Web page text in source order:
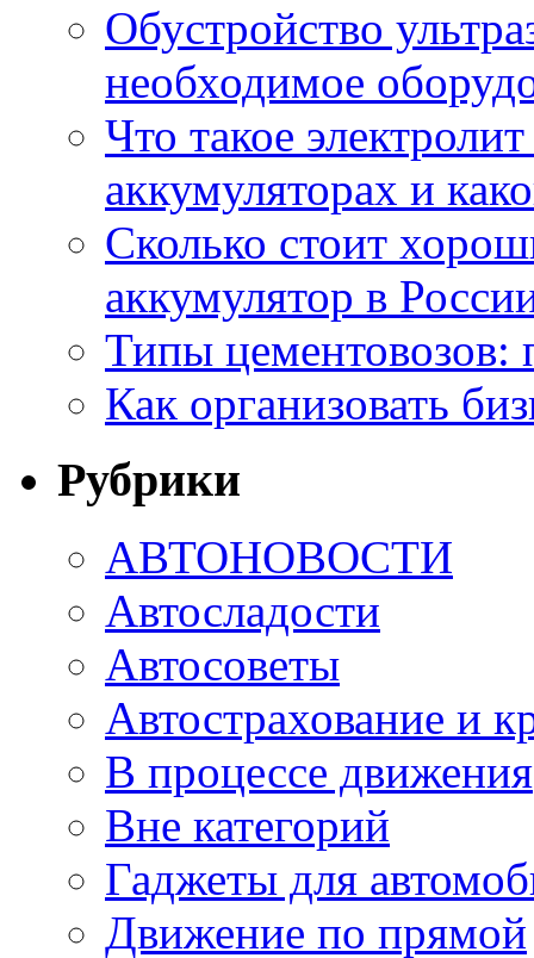
Обустройство
необходимое
Что такое
аккумуляторах и
Сколько стоит
аккумулятор в
Типы цементовозов:
Как организовать
Рубрики
АВТОНОВОСТИ
Автосладости
Автосоветы
Автострахование и
В процессе движения
Вне категорий
Гаджеты для
Движение по прямой